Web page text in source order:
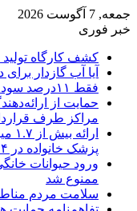
جمعه, 7 آگوست 2026
خبر فوری
کشف کارگاه تولید
آیا آب گازدار
فقط ۱۱‌درصد سود صنعت دارو تبدیل به نقدینگی شده است
حمایت از
مراکز طرف
پزشک خانواده در ۶۴ شهرستان
ورود حیوانات
ممنوع شد
سلامت مردم